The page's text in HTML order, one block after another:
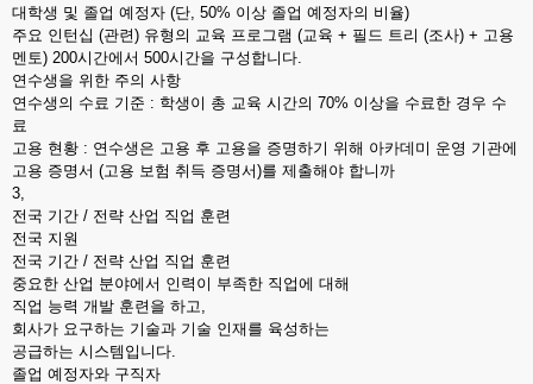
대학생 및 졸업 예정자 (단, 50% 이상 졸업 예정자의 비율)
주요 인턴십 (관련) 유형의 교육 프로그램 (교육 + 필드 트리 (조사) + 고용
멘토) 200시간에서 500시간을 구성합니다.
연수생을 위한 주의 사항
연수생의 수료 기준 : 학생이 총 교육 시간의 70% 이상을 수료한 경우 수
료
고용 현황 : 연수생은 고용 후 고용을 증명하기 위해 아카데미 운영 기관에
고용 증명서 (고용 보험 취득 증명서)를 제출해야 합니까
3,
전국 기간 / 전략 산업 직업 훈련
전국 지원
전국 기간 / 전략 산업 직업 훈련
중요한 산업 분야에서 인력이 부족한 직업에 대해
직업 능력 개발 훈련을 하고,
회사가 요구하는 기술과 기술 인재를 육성하는
공급하는 시스템입니다.
졸업 예정자와 구직자